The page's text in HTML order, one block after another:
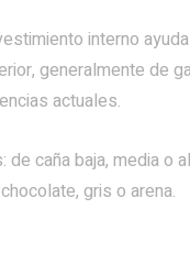
interno
generalmente de
actuales.
caña baja, media o
gris o arena.